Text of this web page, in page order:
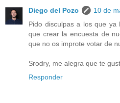
Diego del Pozo
10 de
Pido disculpas a los que
que crear la encuesta de
que no os improte votar de
Srodry, me alegra que te
Responder